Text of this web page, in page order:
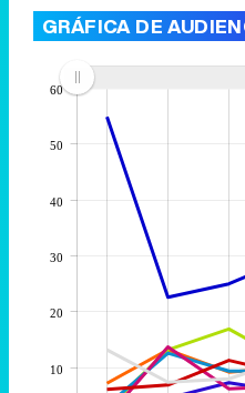
GRÁFICA DE
10
20
30
40
50
60